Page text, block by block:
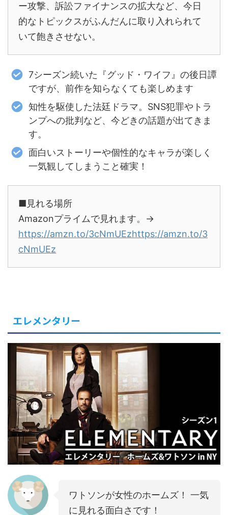
ー攻撃、訴訟ファイナンスの拡大など、今日
的なトピックスがふんだんに取り入れられて
いて飽きさせない。
7シーズン続いた『グッド・ワイフ』の後日譚
ですが、前作を知らなくても楽しめます
知性を駆使した法廷ドラマ。SNS犯罪やトラ
ンプへの批判など、今どきの話題が出てきま
す。
面白いストーリーや個性的なキャラが楽しく
一気観してしまうこと確実！
■見れる場所
Amazonプライムで見れます。→
https://amzn.to/3cNmUEzhttps://amzn.to/3
cNmUEz
エレメンタリー
ワトソンが女性のホームズ！ 一気
に見れる面白さです！